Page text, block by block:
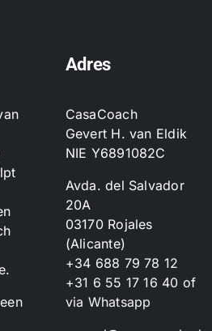
Adres
CasaCoach
Gevert H. van Eldik
NIE Y6891082C
Avda. del Salvador
20A
03170 Rojales
(Alicante)
+34 688 79 78 12
+31 6 55 17 16 40 of
via Whatsapp